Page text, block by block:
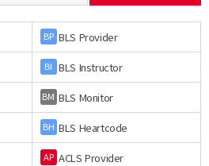
BP BLS Provider
BI BLS Instructor
BM BLS Monitor
BH BLS Heartcode
AP ACLS Provider